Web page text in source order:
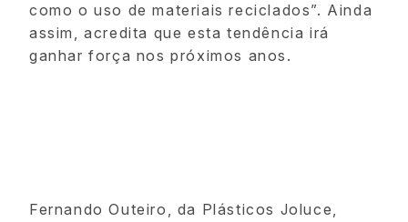
como o uso de materiais reciclados”. Ainda
assim, acredita que esta tendência irá
ganhar força nos próximos anos.
Fernando Outeiro, da Plásticos Joluce,